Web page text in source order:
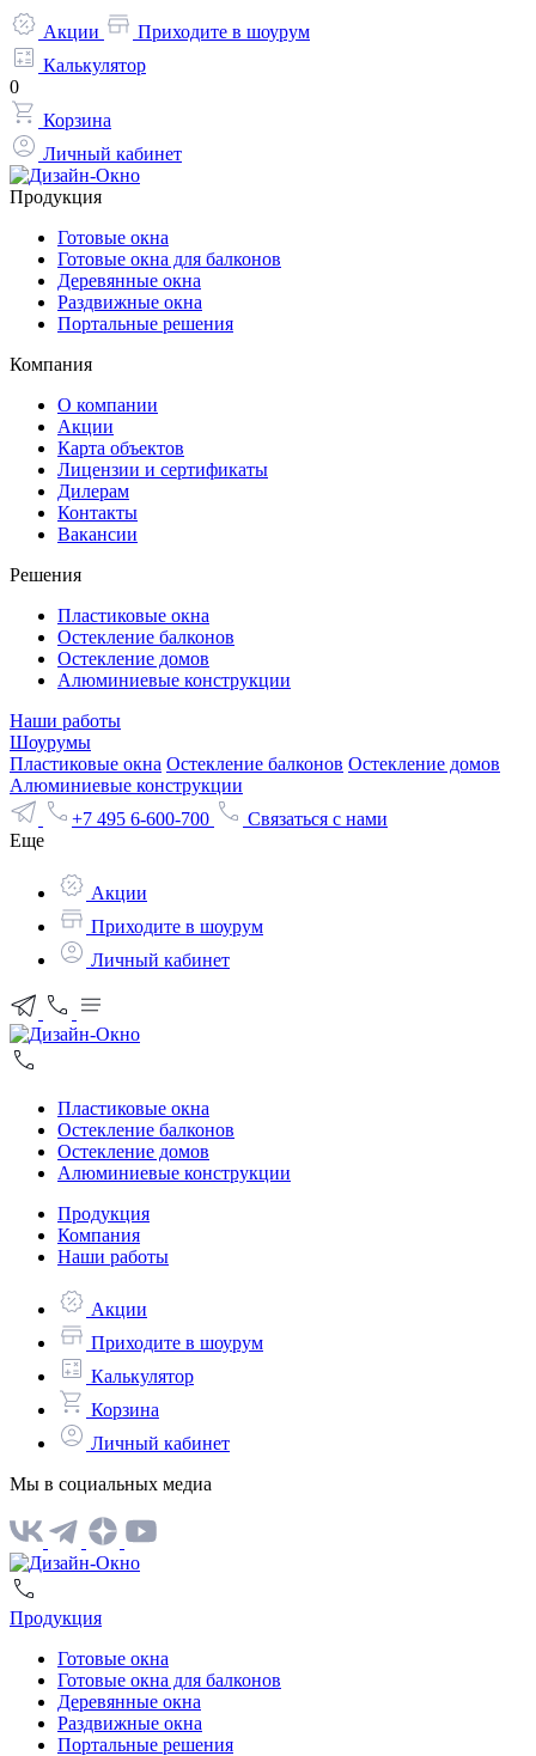
Акции
Приходите в шоурум
Калькулятор
0
Корзина
Личный кабинет
Продукция
Готовые окна
Готовые окна для балконов
Деревянные окна
Раздвижные окна
Портальные решения
Компания
О компании
Акции
Карта объектов
Лицензии и сертификаты
Дилерам
Контакты
Вакансии
Решения
Пластиковые окна
Остекление балконов
Остекление домов
Алюминиевые конструкции
Наши работы
Шоурумы
Пластиковые окна Остекление балконов Остекление домов
Алюминиевые конструкции
+7 495 6-600-700
Связаться с нами
Еще
Акции
Приходите в шоурум
Личный кабинет
Пластиковые окна
Остекление балконов
Остекление домов
Алюминиевые конструкции
Продукция
Компания
Наши работы
Акции
Приходите в шоурум
Калькулятор
Корзина
Личный кабинет
Мы в социальных медиа
Продукция
Готовые окна
Готовые окна для балконов
Деревянные окна
Раздвижные окна
Портальные решения